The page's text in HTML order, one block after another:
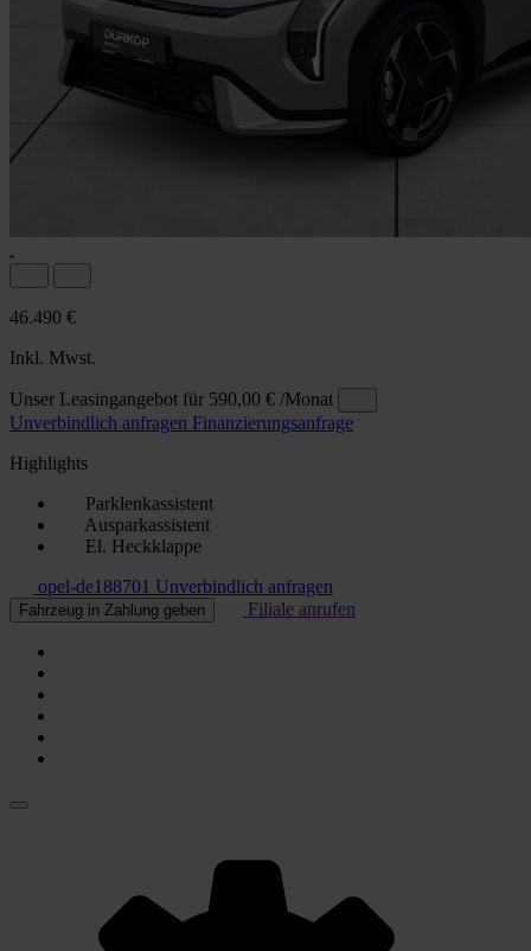
46.490 €
Inkl. Mwst.
Unser Leasingangebot für 590,00 € /Monat
Unverbindlich anfragen Finanzierungsanfrage
Highlights
Parklenkassistent
Ausparkassistent
El. Heckklappe
opel-de188701 Unverbindlich anfragen
Fahrzeug in Zahlung geben Filiale anrufen